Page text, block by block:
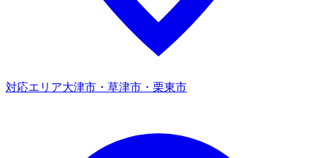
対応エリア大津市・草津市・栗東市